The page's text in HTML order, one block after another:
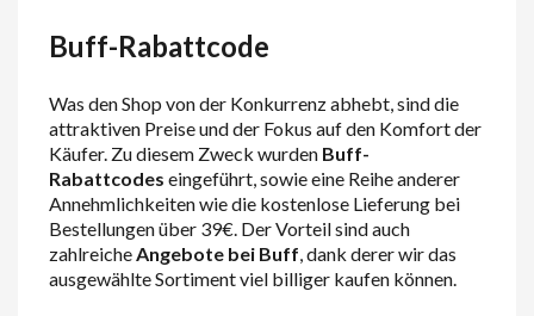
Buff-Rabattcode
Was den Shop von der Konkurrenz abhebt, sind die
attraktiven Preise und der Fokus auf den Komfort der
Käufer. Zu diesem Zweck wurden Buff-
Rabattcodes eingeführt, sowie eine Reihe anderer
Annehmlichkeiten wie die kostenlose Lieferung bei
Bestellungen über 39€. Der Vorteil sind auch
zahlreicheAngebote bei Buff, dank derer wir das
ausgewählte Sortiment viel billiger kaufen können.